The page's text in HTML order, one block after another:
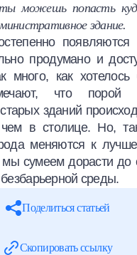
можешь попасть
здание.
появляются
продумано и
много, как
что порой
зданий
чем в столице. Но,
меняются к
мы сумеем дорасти до
среды.
Поделиться статьей
Скопировать ссылку